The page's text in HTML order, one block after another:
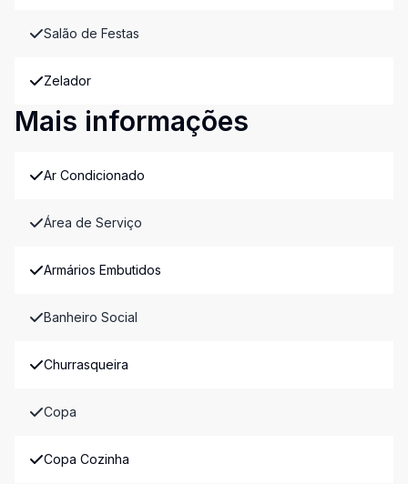
Salão de Festas
Zelador
Mais informações
Ar Condicionado
Área de Serviço
Armários Embutidos
Banheiro Social
Churrasqueira
Copa
Copa Cozinha